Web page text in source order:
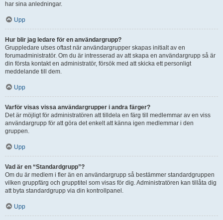
har sina anledningar.
Upp
Hur blir jag ledare för en användargrupp?
Gruppledare utses oftast när användargrupper skapas initialt av en
forumadministratör. Om du är intresserad av att skapa en användargrupp så är
din första kontakt en administratör, försök med att skicka ett personligt
meddelande till dem.
Upp
Varför visas vissa användargrupper i andra färger?
Det är möjligt för administratören att tilldela en färg till medlemmar av en viss
användargrupp för att göra det enkelt att känna igen medlemmar i den
gruppen.
Upp
Vad är en “Standardgrupp”?
Om du är medlem i fler än en användargrupp så bestämmer standardgruppen
vilken gruppfärg och grupptitel som visas för dig. Administratören kan tillåta dig
att byta standardgrupp via din kontrollpanel.
Upp